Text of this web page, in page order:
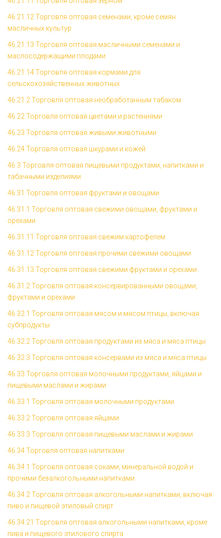
46.21.12 Торговля оптовая семенами, кроме семян
масличных культур
46.21.13 Торговля оптовая масличными семенами и
маслосодержащими плодами
46.21.14 Торговля оптовая кормами для
сельскохозяйственных животных
46.21.2 Торговля оптовая необработанным табаком
46.22 Торговля оптовая цветами и растениями
46.23 Торговля оптовая живыми животными
46.24 Торговля оптовая шкурами и кожей
46.3 Торговля оптовая пищевыми продуктами, напитками и
табачными изделиями
46.31 Торговля оптовая фруктами и овощами
46.31.1 Торговля оптовая свежими овощами, фруктами и
орехами
46.31.11 Торговля оптовая свежим картофелем
46.31.12 Торговля оптовая прочими свежими овощами
46.31.13 Торговля оптовая свежими фруктами и орехами
46.31.2 Торговля оптовая консервированными овощами,
фруктами и орехами
46.32.1 Торговля оптовая мясом и мясом птицы, включая
субпродукты
46.32.2 Торговля оптовая продуктами из мяса и мяса птицы
46.32.3 Торговля оптовая консервами из мяса и мяса птицы
46.33 Торговля оптовая молочными продуктами, яйцами и
пищевыми маслами и жирами
46.33.1 Торговля оптовая молочными продуктами
46.33.2 Торговля оптовая яйцами
46.33.3 Торговля оптовая пищевыми маслами и жирами
46.34 Торговля оптовая напитками
46.34.1 Торговля оптовая соками, минеральной водой и
прочими безалкогольными напитками
46.34.2 Торговля оптовая алкогольными напитками, включая
пиво и пищевой этиловый спирт
46.34.21 Торговля оптовая алкогольными напитками, кроме
пива и пищевого этилового спирта